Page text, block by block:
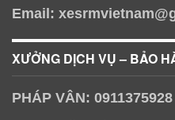
Email:
XƯỞNG DỊCH VỤ – BẢO
PHÁP VÂN: